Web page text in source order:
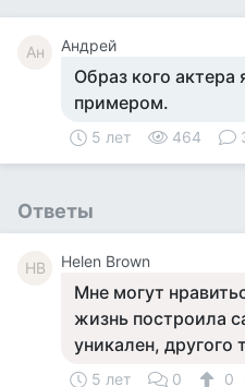
Ан Андрей
Образ кого актера
примером.
5 лет 464
Ответы
HB Helen Brown
Мне могут
жизнь построила
уникален, другого
5 лет 0 0